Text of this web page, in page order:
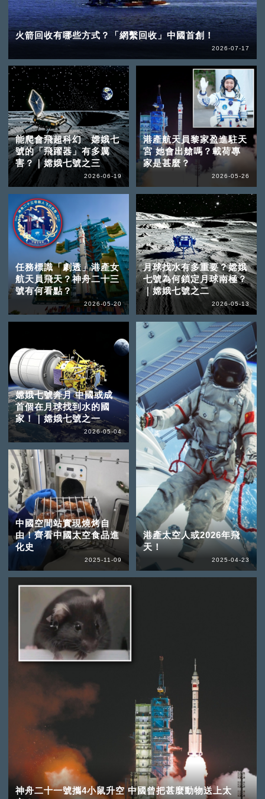
火箭回收有哪些方式？「網繫回收」中國首創！
2026-07-17
能爬會飛超科幻 嫦娥七
號的「飛躍器」有多厲
害？｜嫦娥七號之三
2026-06-19
港產航天員黎家盈進駐天
宮 她會出艙嗎？載荷專
家是甚麼？
2026-05-26
任務標識「劇透」港產女
航天員飛天？神舟二十三
號有何看點？
2026-05-20
月球找水有多重要？嫦娥
七號為何鎖定月球南極？
｜嫦娥七號之二
2026-05-13
嫦娥七號奔月 中國或成
首個在月球找到水的國
家！｜嫦娥七號之一
2026-05-04
中國空間站實現燒烤自
由！齊看中國太空食品進
化史
2025-11-09
神舟二十一號攜4小鼠升空 中國曾把甚麼動物送上太
港產太空人或2026年飛
天！
2025-04-23